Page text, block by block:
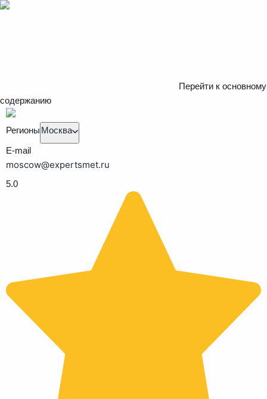
Перейти к основному
содержанию
Регионы Москва
E-mail
moscow@expertsmet.ru
5.0